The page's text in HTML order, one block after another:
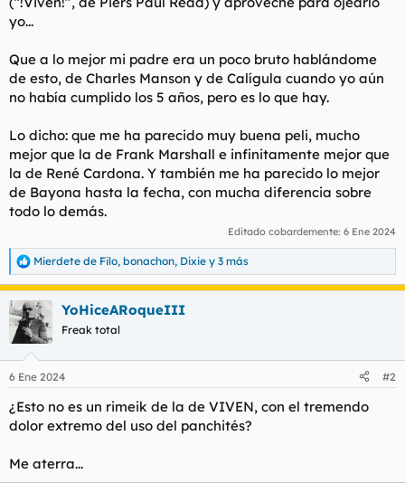
yo...
Que a lo mejor mi padre era un poco bruto hablándome
de esto, de Charles Manson y de Calígula cuando yo aún
no había cumplido los 5 años, pero es lo que hay.
Lo dicho: que me ha parecido muy buena peli, mucho
mejor que la de Frank Marshall e infinitamente mejor que
la de René Cardona. Y también me ha parecido lo mejor
de Bayona hasta la fecha, con mucha diferencia sobre
todo lo demás.
Editado cobardemente: 6 Ene 2024
R
e
a
c
c
e
:
Mierdete de Filo, bonachon, Dixie y 3 más
YoHiceARoqueIII
Freak total
6 Ene 2024 #2
¿Esto no es un rimeik de la de VIVEN, con el tremendo
dolor extremo del uso del panchités?
Me aterra...